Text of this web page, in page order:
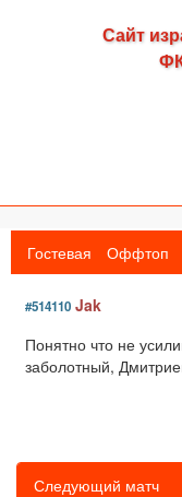
Сайт
Гостевая Оффтоп
#514110 Jak
Понятно что не
заболотный,
Следующий матч